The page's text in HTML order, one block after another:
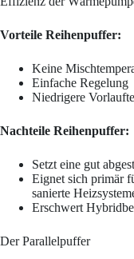
Vorteile Reihenpuffer:
Keine
Einfache Regelung
Niedrigere
Nachteile Reihenpuffer:
Setzt eine gut
Eignet sich primär
sanierte
Erschwert
Der Parallelpuffer